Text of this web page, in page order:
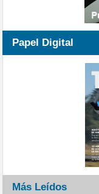
Papel Digital
Más Leídos